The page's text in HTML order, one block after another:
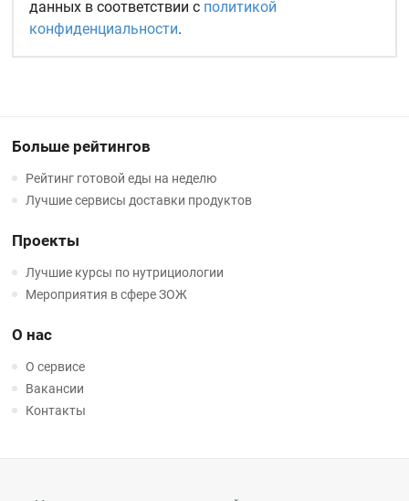
данных в соответствии с политикой
конфиденциальности.
Больше рейтингов
Рейтинг готовой еды на неделю
Лучшие сервисы доставки продуктов
Проекты
Лучшие курсы по нутрициологии
Мероприятия в сфере ЗОЖ
О нас
О сервисе
Вакансии
Контакты